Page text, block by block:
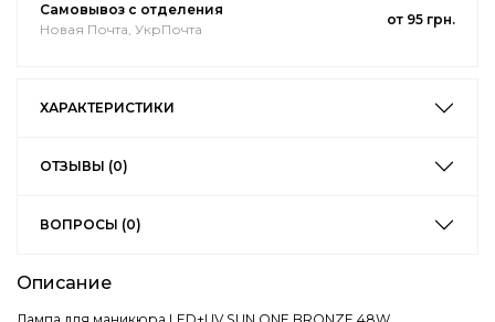
Самовывоз с отделения
Новая Почта, УкрПочта
от 95 грн.
ХАРАКТЕРИСТИКИ
ОТЗЫВЫ (0)
ВОПРОСЫ (0)
Описание